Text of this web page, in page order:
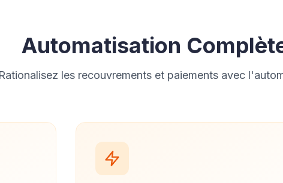
Automatisation
Rationalisez les recouvrements et paiements avec